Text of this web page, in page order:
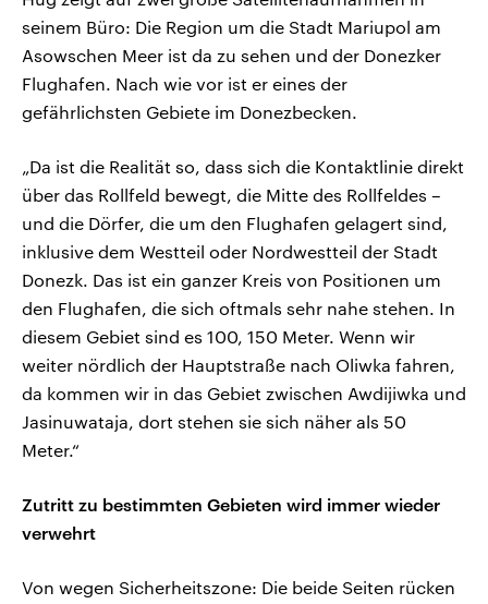
seinem Büro: Die Region um die Stadt Mariupol am
Asowschen Meer ist da zu sehen und der Donezker
Flughafen. Nach wie vor ist er eines der
gefährlichsten Gebiete im Donezbecken.
„Da ist die Realität so, dass sich die Kontaktlinie direkt
über das Rollfeld bewegt, die Mitte des Rollfeldes –
und die Dörfer, die um den Flughafen gelagert sind,
inklusive dem Westteil oder Nordwestteil der Stadt
Donezk. Das ist ein ganzer Kreis von Positionen um
den Flughafen, die sich oftmals sehr nahe stehen. In
diesem Gebiet sind es 100, 150 Meter. Wenn wir
weiter nördlich der Hauptstraße nach Oliwka fahren,
da kommen wir in das Gebiet zwischen Awdijiwka und
Jasinuwataja, dort stehen sie sich näher als 50
Meter.“
Zutritt zu bestimmten Gebieten wird immer wieder
verwehrt
Von wegen Sicherheitszone: Die beide Seiten rücken